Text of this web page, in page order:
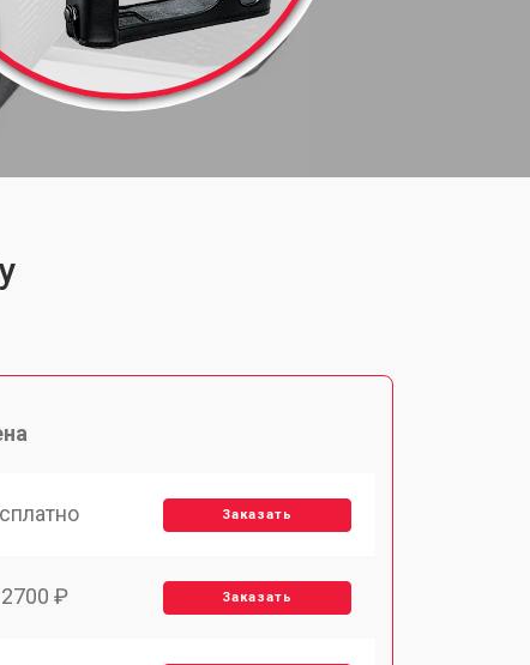
Заказать
2700 ₽ Заказать